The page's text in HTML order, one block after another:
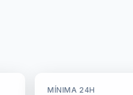
MÍNIMA 24H